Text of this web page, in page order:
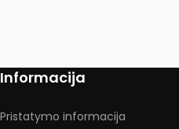
Informacija
Pristatymo informacija